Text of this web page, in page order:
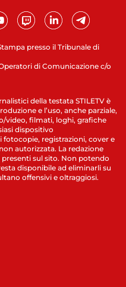
presso il Tribunale di
di Comunicazione c/o
della testata STILETV è
e l’uso, anche parziale,
video, filmati, loghi, grafiche
dispositivo
registrazioni, cover e
autorizzata. La redazione
sul sito. Non potendo
disponibile ad eliminarli su
offensivi e oltraggiosi.